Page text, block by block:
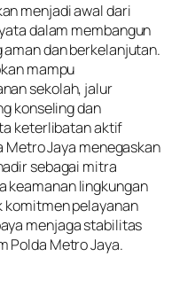
menjadi awal dari
dalam membangun
dan berkelanjutan.
mampu
sekolah, jalur
konseling dan
keterlibatan aktif
Metro Jaya menegaskan
sebagai mitra
keamanan lingkungan
komitmen pelayanan
menjaga stabilitas
Polda Metro Jaya.